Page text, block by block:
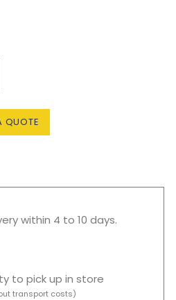
QUOTE
within 4 to 10 days.
to pick up in store
transport costs)